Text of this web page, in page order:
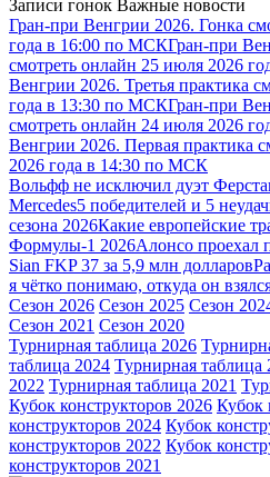
Записи гонок Важные новости
Гран-при Венгрии 2026. Гонка
года в 16:00 по МСКГран-при
смотреть онлайн 25 июля 2026
Венгрии 2026. Третья практика
года в 13:30 по МСКГран-при
смотреть онлайн 24 июля 2026
Венгрии 2026. Первая практика
2026 года в 14:30 по МСК
Вольфф не исключил дуэт
Mercedes5 победителей и 5
сезона 2026Какие европейские
Формулы-1 2026Алонсо проехал
Sian FKP 37 за 5,9 млн долларов
я чётко понимаю, откуда он
Сезон 2026 Сезон 2025 Сезон
Сезон 2021 Сезон 2020
Турнирная таблица 2026
таблица 2024 Турнирная таблица
2022 Турнирная таблица 2021
Кубок конструкторов 2026 Кубок
конструкторов 2024 Кубок
конструкторов 2022 Кубок
конструкторов 2021